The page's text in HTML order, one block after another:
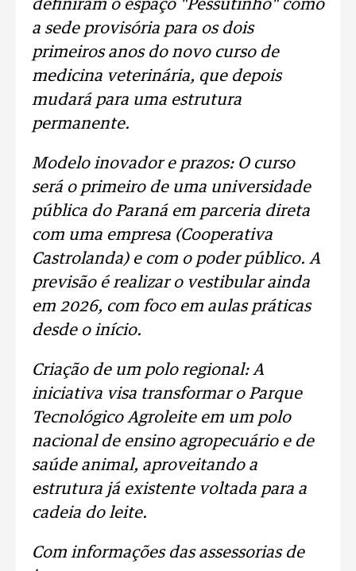
definiram o espaço "Pessutinho" como
a sede provisória para os dois
primeiros anos do novo curso de
medicina veterinária, que depois
mudará para uma estrutura
permanente.
Modelo inovador e prazos: O curso
será o primeiro de uma universidade
pública do Paraná em parceria direta
com uma empresa (Cooperativa
Castrolanda) e com o poder público. A
previsão é realizar o vestibular ainda
em 2026, com foco em aulas práticas
desde o início.
Criação de um polo regional: A
iniciativa visa transformar o Parque
Tecnológico Agroleite em um polo
nacional de ensino agropecuário e de
saúde animal, aproveitando a
estrutura já existente voltada para a
cadeia do leite.
Com informações das assessorias de